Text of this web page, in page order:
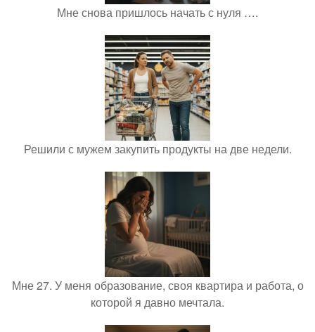
Мне снова пришлось начать с нуля ….
Решили с мужем закупить продукты на две недели.
Мне 27. У меня образование, своя квартира и работа, о
которой я давно мечтала.